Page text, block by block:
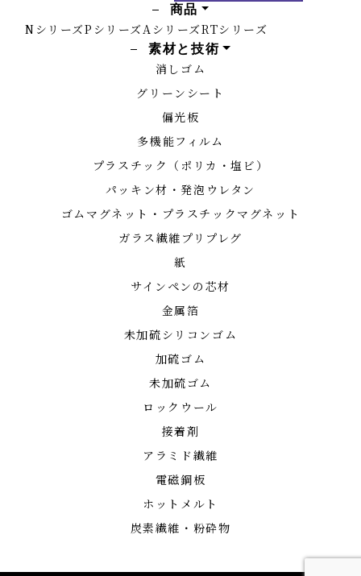
商品
NシリーズPシリーズAシリーズRTシリーズ
素材と技術
消しゴム
グリーンシート
偏光板
多機能フィルム
プラスチック（ポリカ・塩ビ）
パッキン材・発泡ウレタン
ゴムマグネット・プラスチックマグネット
ガラス繊維プリプレグ
紙
サインペンの芯材
金属箔
未加硫シリコンゴム
加硫ゴム
未加硫ゴム
ロックウール
接着剤
アラミド繊維
電磁鋼板
ホットメルト
炭素繊維・粉砕物